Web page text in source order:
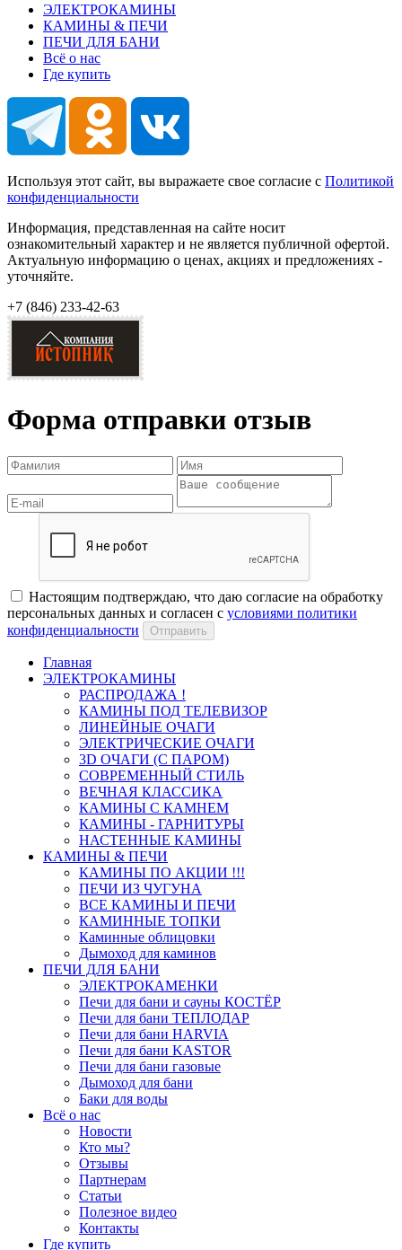
ЭЛЕКТРОКАМИНЫ
КАМИНЫ & ПЕЧИ
ПЕЧИ ДЛЯ БАНИ
Всё о нас
Где купить
Используя этот сайт, вы выражаете свое согласие с Политикой
конфиденциальности
Информация, представленная на сайте носит
ознакомительный характер и не является публичной офертой.
Актуальную информацию о ценах, акциях и предложениях -
уточняйте.
+7 (846) 233-42-63
Форма отправки отзыв
Настоящим подтверждаю, что даю согласие на обработку
персональных данных и согласен с условиями политики
конфиденциальности
Отправить
Главная
ЭЛЕКТРОКАМИНЫ
РАСПРОДАЖА !
КАМИНЫ ПОД ТЕЛЕВИЗОР
ЛИНЕЙНЫЕ ОЧАГИ
ЭЛЕКТРИЧЕСКИЕ ОЧАГИ
3D ОЧАГИ (С ПАРОМ)
СОВРЕМЕННЫЙ СТИЛЬ
ВЕЧНАЯ КЛАССИКА
КАМИНЫ С КАМНЕМ
КАМИНЫ - ГАРНИТУРЫ
НАСТЕННЫЕ КАМИНЫ
КАМИНЫ & ПЕЧИ
КАМИНЫ ПО АКЦИИ !!!
ПЕЧИ ИЗ ЧУГУНА
ВСЕ КАМИНЫ И ПЕЧИ
КАМИННЫЕ ТОПКИ
Каминные облицовки
Дымоход для каминов
ПЕЧИ ДЛЯ БАНИ
ЭЛЕКТРОКАМЕНКИ
Печи для бани и сауны КОСТЁР
Печи для бани ТЕПЛОДАР
Печи для бани HARVIA
Печи для бани KASTOR
Печи для бани газовые
Дымоход для бани
Баки для воды
Всё о нас
Новости
Кто мы?
Отзывы
Партнерам
Статьи
Полезное видео
Контакты
Где купить